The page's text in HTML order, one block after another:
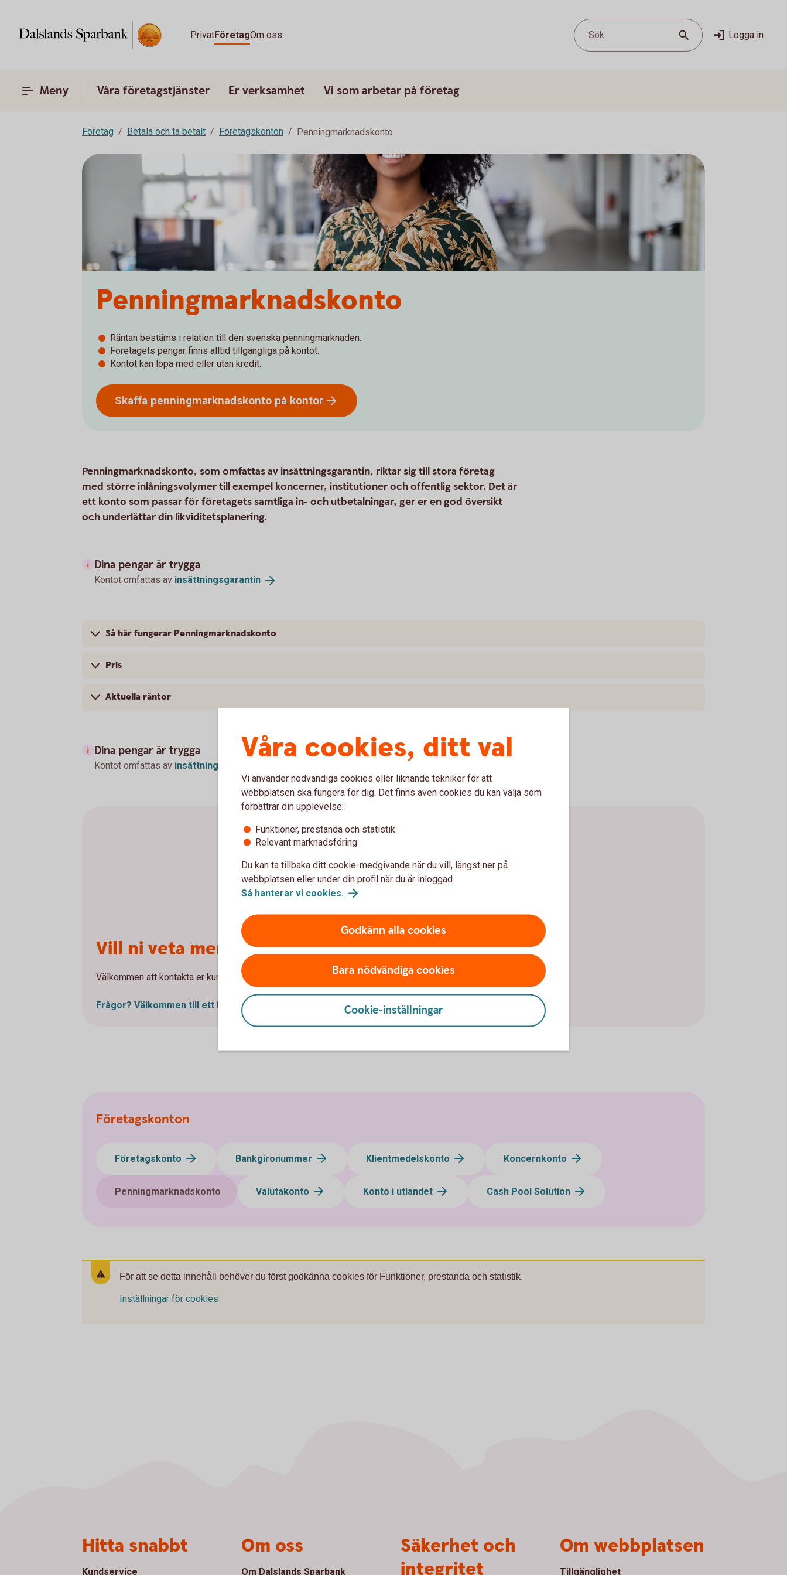
PrivatFöretagOm oss Sök Logga in
Meny Våra företagstjänster Er verksamhet Vi som arbetar på företag
Företag Betala och ta betalt Företagskonton Penningmarknadskonto
Penningmarknadskonto
Räntan bestäms i relation till den svenska penningmarknaden.
Företagets pengar finns alltid tillgängliga på kontot.
Kontot kan löpa med eller utan kredit.
Skaffa penningmarknadskonto på kontor
Penningmarknadskonto, som omfattas av insättningsgarantin, riktar sig till stora företag
med större inlåningsvolymer till exempel koncerner, institutioner och offentlig sektor. Det är
ett konto som passar för företagets samtliga in- och utbetalningar, ger er en god översikt
och underlättar din likviditetsplanering.
Dina pengar är trygga
Kontot omfattas av insättningsgarantin
Så här fungerar Penningmarknadskonto
Pris
Aktuella räntor
Dina pengar är trygga
Kontot omfattas av insättningsgarantin
Vill ni veta mer om penningmarknadskonto?
Välkommen att kontakta er kundansvarige eller ett bankkontor.
Frågor? Välkommen till ett kontor
Frågor?
Företagskonton
Företagskonto Bankgironummer Klientmedelskonto Koncernkonto
Penningmarknadskonto Valutakonto Konto i utlandet Cash Pool Solution
För att se detta innehåll behöver du först godkänna cookies för Funktioner, prestanda och statistik.
Inställningar för cookies
Våra cookies, ditt val
Vi använder nödvändiga cookies eller liknande tekniker för att
webbplatsen ska fungera för dig. Det finns även cookies du kan välja som
förbättrar din upplevelse:
Funktioner, prestanda och statistik
Relevant marknadsföring
Du kan ta tillbaka ditt cookie-medgivande när du vill, längst ner på
webbplatsen eller under din profil när du är inloggad.
Så hanterar vi cookies.
Godkänn alla cookies
Bara nödvändiga cookies
Cookie-inställningar
Hitta snabbt
Kundservice
Om oss
Om Dalslands Sparbank
Säkerhet och
integritet
Om webbplatsen
Tillgänglighet